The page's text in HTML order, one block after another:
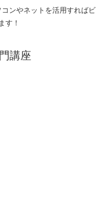
ンやネットを活用すればビ
す！
講座